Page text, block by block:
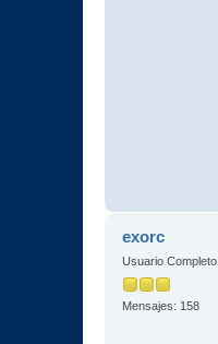
exorc
Usuario Completo
Mensajes: 158